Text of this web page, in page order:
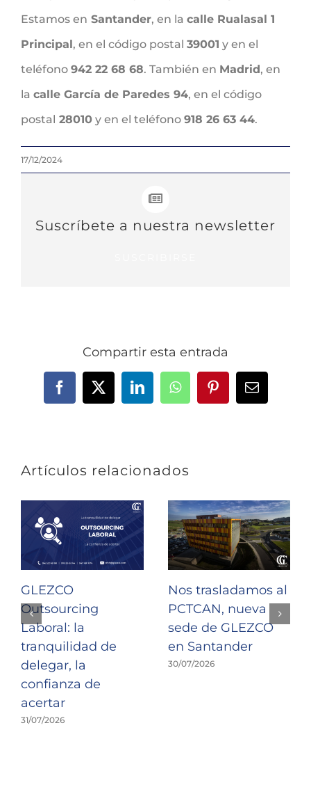
Estamos en Santander, en la calle Rualasal 1
Principal, en el código postal 39001 y en el
teléfono 942 22 68 68. También en Madrid, en
la calle García de Paredes 94, en el código
postal 28010 y en el teléfono 918 26 63 44.
17/12/2024
Suscríbete a nuestra newsletter
Compartir esta entrada
Facebook
X LinkedInWhatsAppPinterestCorreo
Artículos relacionados
GLEZCO
Outsourcing
Laboral: la
tranquilidad de
delegar, la
confianza de
acertar
31/07/2026
Nos trasladamos al
PCTCAN, nueva
sede de GLEZCO
en Santander
30/07/2026